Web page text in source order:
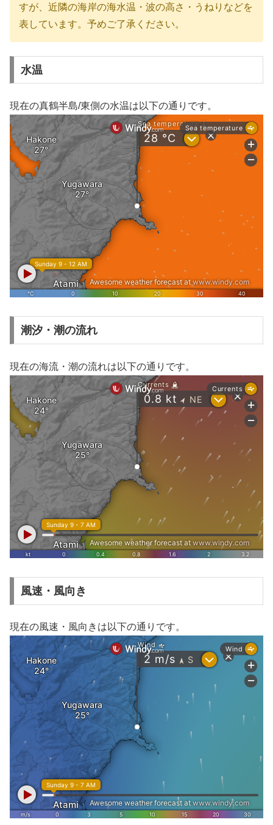
すが、近隣の海岸の海水温・波の高さ・うねりなどを
表しています。予めご了承ください。
水温
現在の真鶴半島/東側の水温は以下の通りです。
潮汐・潮の流れ
現在の海流・潮の流れは以下の通りです。
風速・風向き
現在の風速・風向きは以下の通りです。